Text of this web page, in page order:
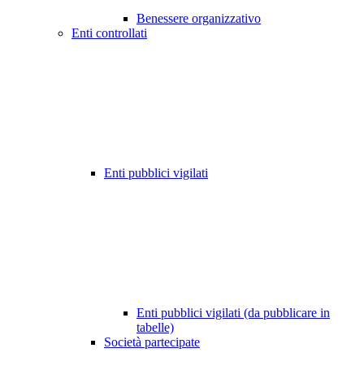
Benessere organizzativo
Enti controllati
Enti pubblici vigilati
Enti pubblici vigilati (da pubblicare in
tabelle)
Società partecipate